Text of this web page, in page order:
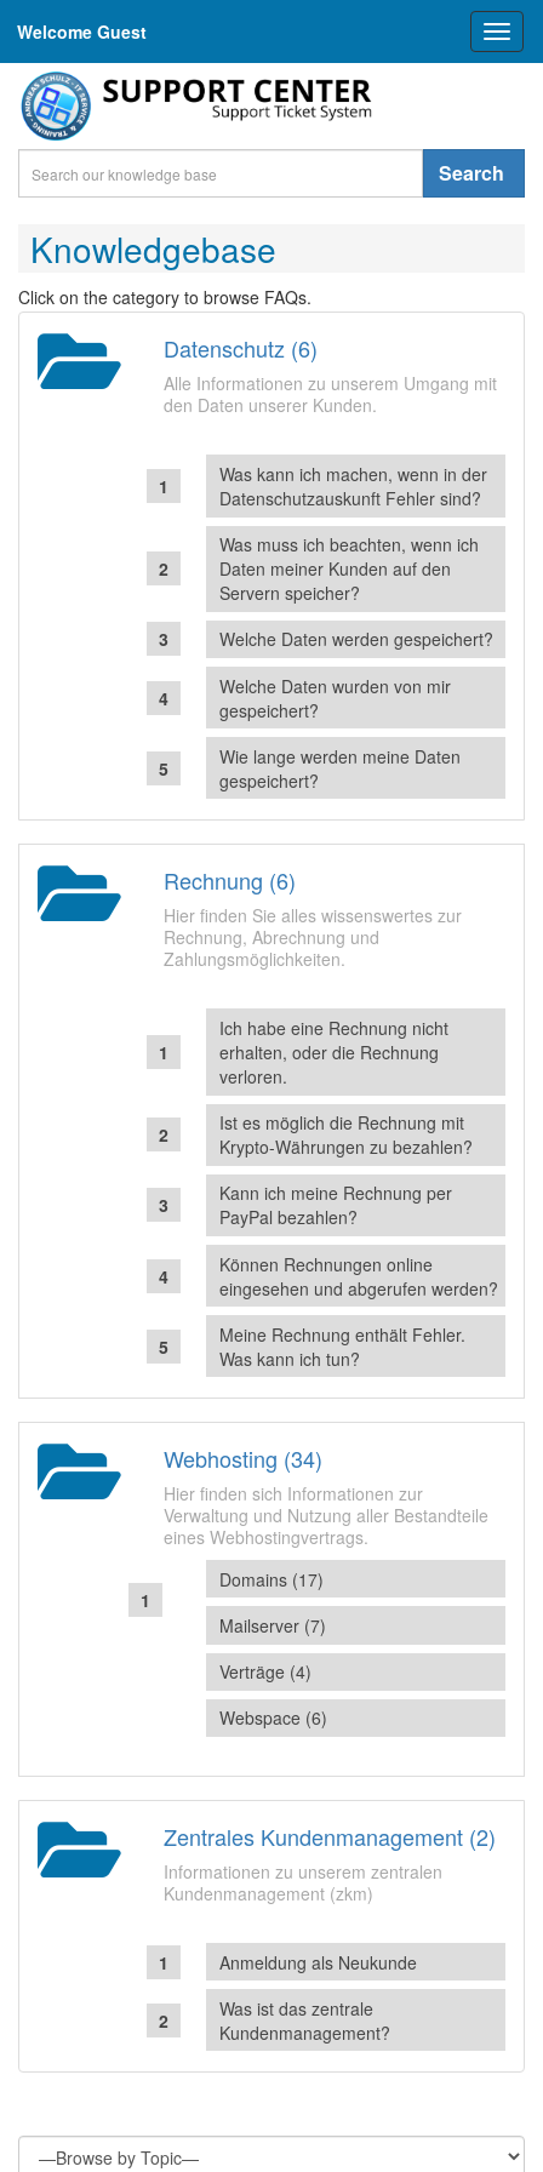
Welcome Guest
Search
Knowledgebase
Click on the category to browse FAQs.
Datenschutz (6)
Alle Informationen zu unserem Umgang mit
den Daten unserer Kunden.
Was kann ich machen, wenn in der
Datenschutzauskunft Fehler sind?
Was muss ich beachten, wenn ich
Daten meiner Kunden auf den
Servern speicher?
Welche Daten werden gespeichert?
Welche Daten wurden von mir
gespeichert?
Wie lange werden meine Daten
gespeichert?
Rechnung (6)
Hier finden Sie alles wissenswertes zur
Rechnung, Abrechnung und
Zahlungsmöglichkeiten.
Ich habe eine Rechnung nicht
erhalten, oder die Rechnung
verloren.
Ist es möglich die Rechnung mit
Krypto-Währungen zu bezahlen?
Kann ich meine Rechnung per
PayPal bezahlen?
Können Rechnungen online
eingesehen und abgerufen werden?
Meine Rechnung enthält Fehler.
Was kann ich tun?
Webhosting (34)
Hier finden sich Informationen zur
Verwaltung und Nutzung aller Bestandteile
eines Webhostingvertrags.
Domains (17)
Mailserver (7)
Verträge (4)
Webspace (6)
Zentrales Kundenmanagement (2)
Informationen zu unserem zentralen
Kundenmanagement (zkm)
Anmeldung als Neukunde
Was ist das zentrale
Kundenmanagement?